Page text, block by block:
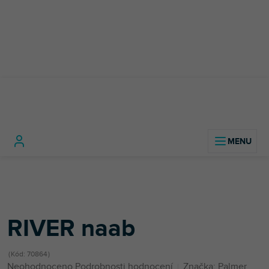
RIVER naab
Kód: 70864
Průměrné
Neohodnoceno Podrobnosti hodnocení Značka: Palmer